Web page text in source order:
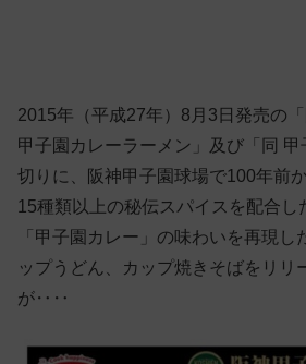
2015年（平成27年）8月3日発売の
甲子園カレーラーメン」及び「同
切りに、阪神甲子園球場で100年前
15種類以上の秘伝スパイスを配合し
「甲子園カレー」の味わいを再現し
ップうどん、カップ焼きそばをリリ
が‥‥